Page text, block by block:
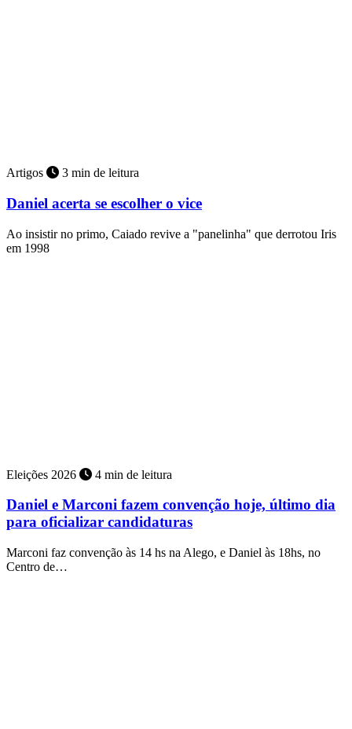
Artigos 3 min de leitura
Daniel acerta se escolher o vice
Ao insistir no primo, Caiado revive a "panelinha" que derrotou Iris
em 1998
Eleições 2026 4 min de leitura
Daniel e Marconi fazem convenção hoje, último dia
para oficializar candidaturas
Marconi faz convenção às 14 hs na Alego, e Daniel às 18hs, no
Centro de…